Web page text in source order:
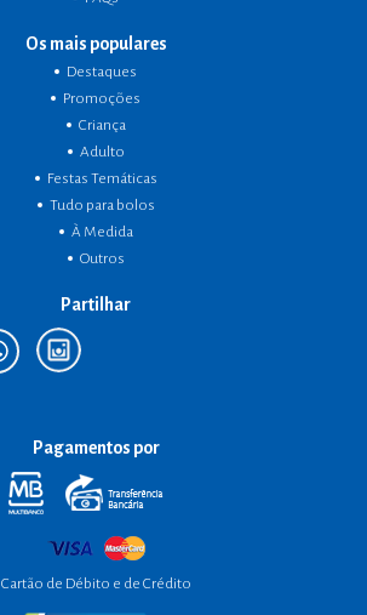
Os mais populares
Destaques
Promoções
Criança
Adulto
Festas Temáticas
Tudo para bolos
À Medida
Outros
Partilhar
Pagamentos por
Cartão de Débito e de Crédito